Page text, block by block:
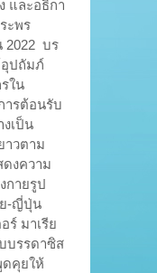
และอธิกา
ะพร
2022 บร
ปถัมภ์
ใน
ารต้อนรับ
เป็น
าวตาม
งความ
กายรูป
-ญี่ปุ่น
ร์ มาเรีย
บรรดาซิส
คุยให้